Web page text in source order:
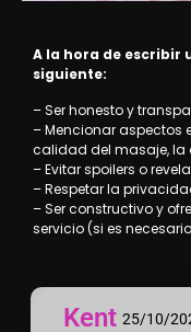
A la hora de escribir
siguiente:
– Ser honesto y
– Mencionar aspectos
calidad del masaje, la
– Evitar spoilers o
– Respetar la
– Ser constructivo y
servicio (si es
Kent 25/10/